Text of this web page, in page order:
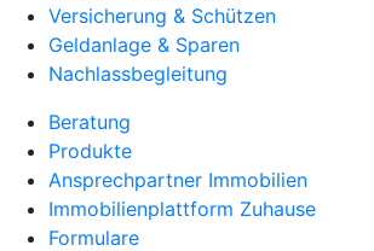
Versicherung & Schützen
Geldanlage & Sparen
Nachlassbegleitung
Beratung
Produkte
Ansprechpartner Immobilien
Immobilienplattform Zuhause
Formulare